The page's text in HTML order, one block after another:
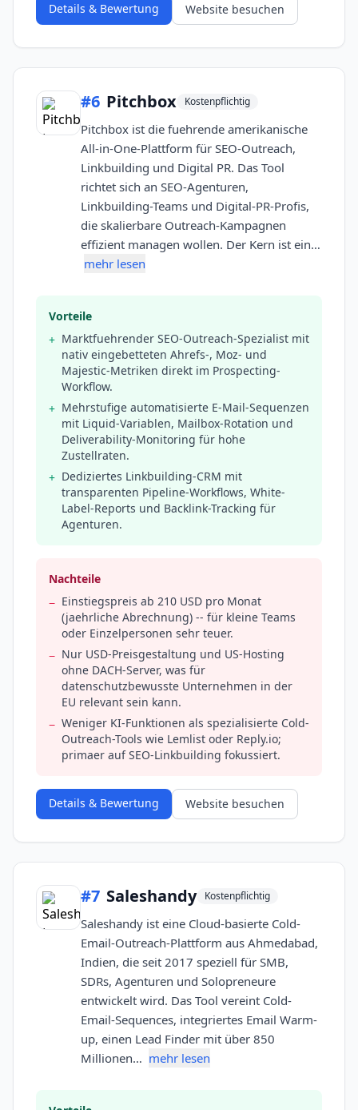
Details & Bewertung Website besuchen
#6 Pitchbox Kostenpflichtig
Pitchbox ist die fuehrende amerikanische
All-in-One-Plattform für SEO-Outreach,
Linkbuilding und Digital PR. Das Tool
richtet sich an SEO-Agenturen,
Linkbuilding-Teams und Digital-PR-Profis,
die skalierbare Outreach-Kampagnen
effizient managen wollen. Der Kern ist ein…
mehr lesen
Vorteile
+ Marktfuehrender SEO-Outreach-Spezialist mit
nativ eingebetteten Ahrefs-, Moz- und
Majestic-Metriken direkt im Prospecting-
Workflow.
+ Mehrstufige automatisierte E-Mail-Sequenzen
mit Liquid-Variablen, Mailbox-Rotation und
Deliverability-Monitoring für hohe
Zustellraten.
+ Dediziertes Linkbuilding-CRM mit
transparenten Pipeline-Workflows, White-
Label-Reports und Backlink-Tracking für
Agenturen.
Nachteile
− Einstiegspreis ab 210 USD pro Monat
(jaehrliche Abrechnung) -- für kleine Teams
oder Einzelpersonen sehr teuer.
− Nur USD-Preisgestaltung und US-Hosting
ohne DACH-Server, was für
datenschutzbewusste Unternehmen in der
EU relevant sein kann.
− Weniger KI-Funktionen als spezialisierte Cold-
Outreach-Tools wie Lemlist oder Reply.io;
primaer auf SEO-Linkbuilding fokussiert.
Details & Bewertung Website besuchen
#7 Saleshandy Kostenpflichtig
Saleshandy ist eine Cloud-basierte Cold-
Email-Outreach-Plattform aus Ahmedabad,
Indien, die seit 2017 speziell für SMB,
SDRs, Agenturen und Solopreneure
entwickelt wird. Das Tool vereint Cold-
Email-Sequences, integriertes Email Warm-
up, einen Lead Finder mit über 850
Millionen… mehr lesen